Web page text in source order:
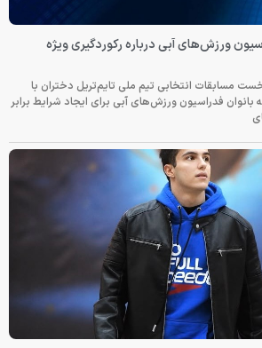
ورزش‌های آبی درباره رکوردگیری ویژه
مسابقات انتخابی تیم ملی تایم‌تریل دختران با
فدراسیون ورزش‌های آبی برای ایجاد شرایط برابر